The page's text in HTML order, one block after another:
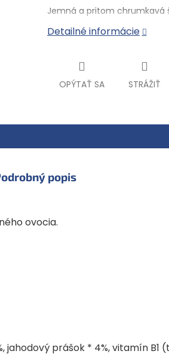
Jemná a pritom chrumkavá
VÝHODY:
Bez konzervantov
Zloženie:ryža * 81%,
*z kontrolovaného
Energetická hodnota (kcal)
Tuky (g) 9,0
Z toho cukry (g) 4,8
Vláknina 5,3
Detailné informácie
OPÝTAŤ SA STRÁŽIŤ
popis
ovocia.
jahodový prášok * 4%, vitamín B1